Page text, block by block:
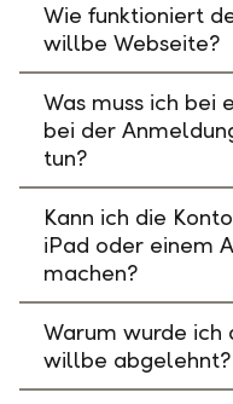
Wie funktioniert
willbe Webseite?
Was muss ich bei
bei der
tun?
Kann ich die
iPad oder einem
machen?
Warum wurde ich
willbe abgelehnt?